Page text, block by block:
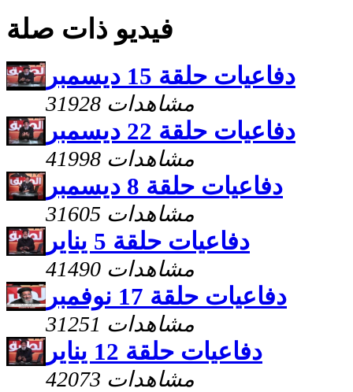
فيديو ذات صلة
دفاعيات حلقة 15 ديسمبر
31928 مشاهدات
دفاعيات حلقة 22 ديسمبر
41998 مشاهدات
دفاعيات حلقة 8 ديسمبر
31605 مشاهدات
دفاعيات حلقة 5 يناير
41490 مشاهدات
دفاعيات حلقة 17 نوفمبر
31251 مشاهدات
دفاعيات حلقة 12 يناير
42073 مشاهدات